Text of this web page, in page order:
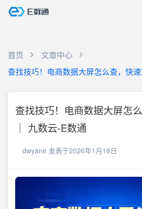
首页
文章中心
查找技巧！电商数据大屏怎么查，快
查找技巧！电商数据大屏怎
｜ 九数云-E数通
dwyane 发表于2026年1月18日